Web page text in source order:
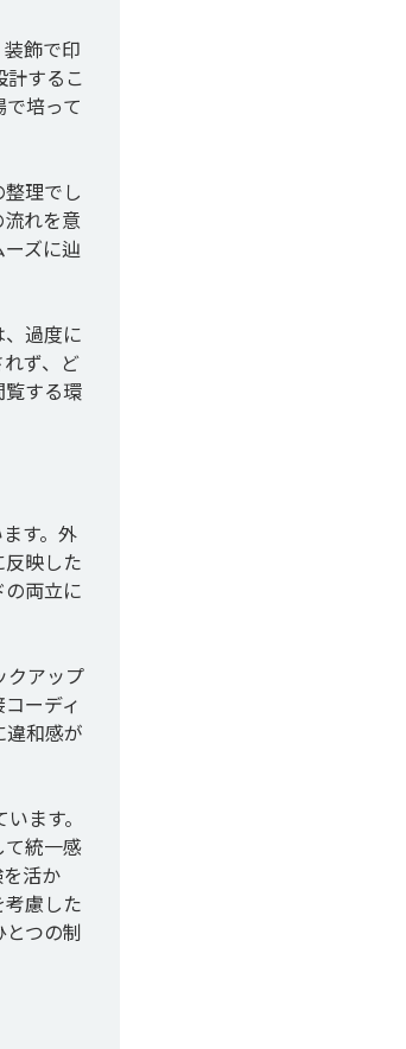
飾で印
するこ
培って
理でし
れを意
ズに辿
過度に
ず、ど
する環
す。外
映した
両立に
クアップ
ーディ
違和感が
ます。
統一感
活か
慮した
つの制